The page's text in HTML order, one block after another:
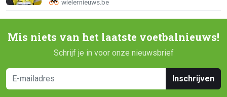
Mis niets van het laatste voetbalnieuws!
Schrijf je in voor onze nieuwsbrief
Inschrijven